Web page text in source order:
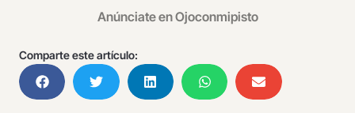
Anúnciate en Ojoconmipisto
Comparte este artículo: